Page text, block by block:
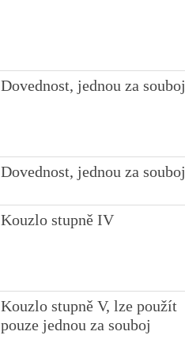
Dovednost, jednou za souboj
Dovednost, jednou za souboj
Kouzlo stupně IV
Kouzlo stupně V, lze použít
pouze jednou za souboj